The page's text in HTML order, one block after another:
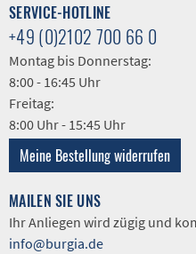
SERVICE-HOTLINE
+49 (0)2102 700 66 0
Montag bis Donnerstag:
8:00 - 16:45 Uhr
Freitag:
8:00 Uhr - 15:45 Uhr
Meine Bestellung widerrufen
MAILEN SIE UNS
Ihr Anliegen wird zügig und
info@burgia.de